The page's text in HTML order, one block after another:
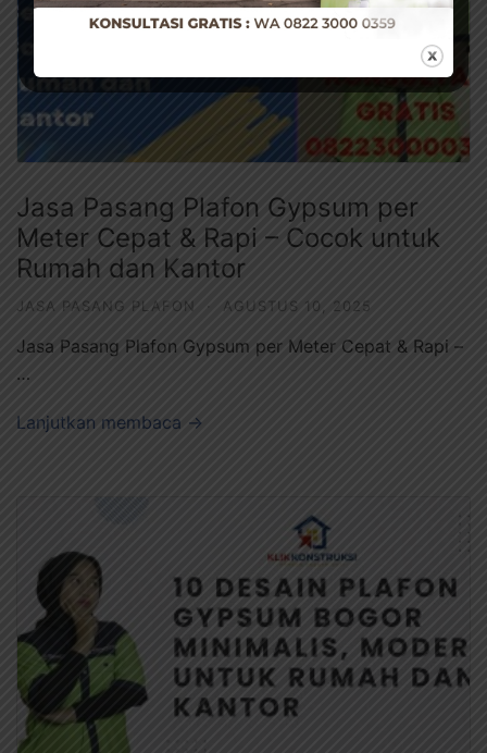
Jasa Pasang Plafon Gypsum per
Meter Cepat & Rapi – Cocok untuk
Rumah dan Kantor
JASA PASANG PLAFON AGUSTUS 10, 2025
Jasa Pasang Plafon Gypsum per Meter Cepat & Rapi –
…
Lanjutkan membaca →